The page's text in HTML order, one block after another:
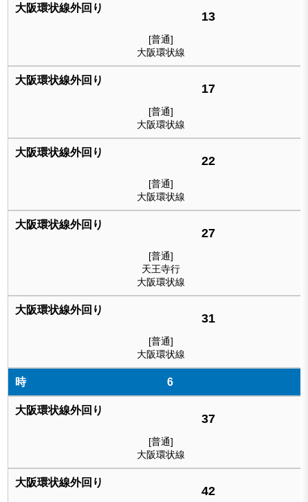
13
[普通]
大阪環状線
17
[普通]
大阪環状線
22
[普通]
大阪環状線
27
[普通]
天王寺行
大阪環状線
31
[普通]
大阪環状線
6
37
[普通]
大阪環状線
42